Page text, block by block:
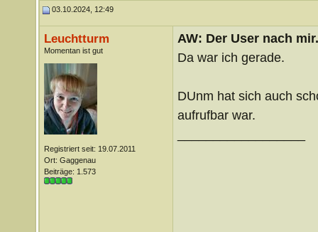
03.10.2024, 12:49
Leuchtturm
Momentan ist gut
Registriert seit: 19.07.2011
Ort: Gaggenau
Beiträge: 1.573
AW: Der User nach
Da war ich gerade.
DUnm hat sich auch
aufrufbar war.